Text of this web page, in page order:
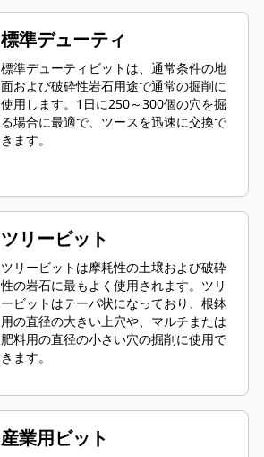
標準デューティ
標準デューティビットは、通常条件の地
面および破砕性岩石用途で通常の掘削に
使用します。1日に250～300個の穴を掘
る場合に最適で、ツースを迅速に交換で
きます。
ツリービット
ツリービットは摩耗性の土壌および破砕
性の岩石に最もよく使用されます。ツリ
ービットはテーパ状になっており、根鉢
用の直径の大きい上穴や、マルチまたは
肥料用の直径の小さい穴の掘削に使用で
きます。
産業用ビット